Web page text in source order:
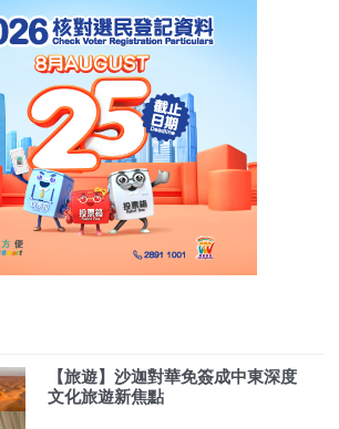
【旅遊】沙迦對華免簽成中東深度
文化旅遊新焦點